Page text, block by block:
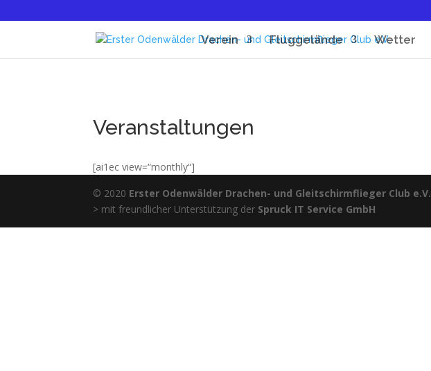
Verein Fluggelände Wetter
Veranstaltungen
[ai1ec view=“monthly“]
© 2020 Erster Odenwälder Drachen- und Gleitschirmflieger Club e.V.
> mit freundlicher Unterstützung der Spruck IT Service GmbH